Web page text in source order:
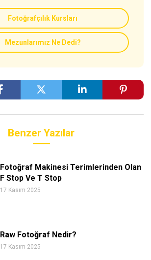
Fotoğrafçılık Kursları
Mezunlarımız Ne Dedi?
Benzer Yazılar
Fotoğraf Makinesi Terimlerinden Olan
F Stop Ve T Stop
17 Kasım 2025
Raw Fotoğraf Nedir?
17 Kasım 2025